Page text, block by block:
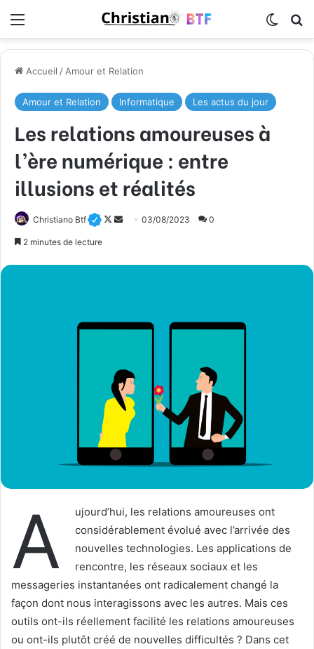
Menu
Accueil / Amour et Relation
Amour et Relation Informatique Les actus du jour
Les relations amoureuses à
l’ère numérique : entre
illusions et réalités
Christiano Btf
Follow
Envoyer03/08/2023 0
2 minutes de lecture
A
ujourd’hui, les relations amoureuses ont
considérablement évolué avec l’arrivée des
nouvelles technologies. Les applications de
rencontre, les réseaux sociaux et les
messageries instantanées ont radicalement changé la
façon dont nous interagissons avec les autres. Mais ces
outils ont-ils réellement facilité les relations amoureuses
ou ont-ils plutôt créé de nouvelles difficultés ? Dans cet